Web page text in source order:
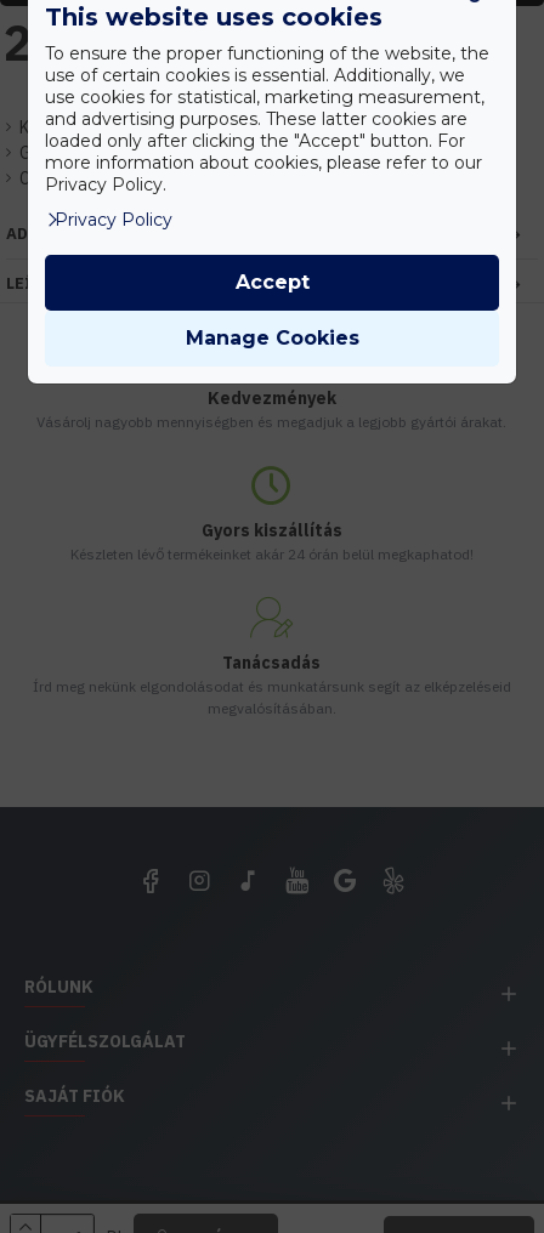
Készlet: Várhatóan 3-30 napon belül.
Gyártó: Elmark
Cikkszám:EHEM99LED769
2.253 Ft
ADATOK
LEÍRÁS
Kedvezmények
Vásárolj nagyobb mennyiségben és megadjuk a legjobb gyártói árakat.
Gyors kiszállítás
Készleten lévő termékeinket akár 24 órán belül megkaphatod!
Tanácsadás
Írd meg nekünk elgondolásodat és munkatársunk segít az elképzeléseid
megvalósításában.
RÓLUNK
ÜGYFÉLSZOLGÁLAT
SAJÁT FIÓK
EH IMPEX / Copyright © 1991-2025 Energia Háza
This website uses cookies
To ensure the proper functioning of the website, the
use of certain cookies is essential. Additionally, we
use cookies for statistical, marketing measurement,
and advertising purposes. These latter cookies are
loaded only after clicking the "Accept" button. For
more information about cookies, please refer to our
Privacy Policy.
Privacy Policy
Manage Cookies
Accept